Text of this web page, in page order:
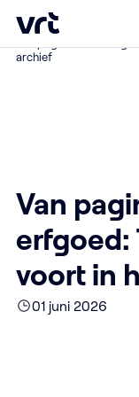
Ga naar de
VRT (home)
Home /
archief
Van
voort in
01 juni 2026